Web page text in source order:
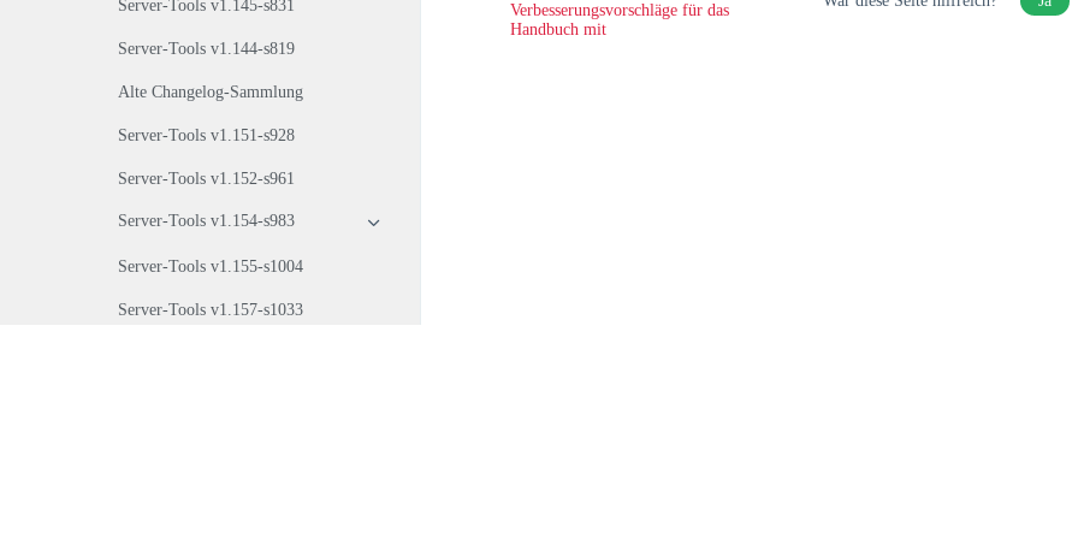
Server-Tools v1.145-s831
Server-Tools v1.144-s819
Alte Changelog-Sammlung
Server-Tools v1.151-s928
Server-Tools v1.152-s961
Server-Tools v1.154-s983
Server-Tools v1.155-s1004
Server-Tools v1.157-s1033
Verbesserungsvorschläge für das
Handbuch mit